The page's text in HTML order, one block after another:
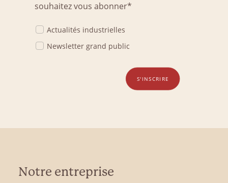
souhaitez vous abonner*
Actualités industrielles
Newsletter grand public
S'INSCRIRE
Notre entreprise